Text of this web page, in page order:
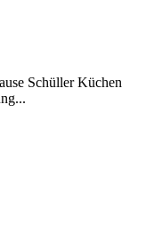
Schüller Küchen